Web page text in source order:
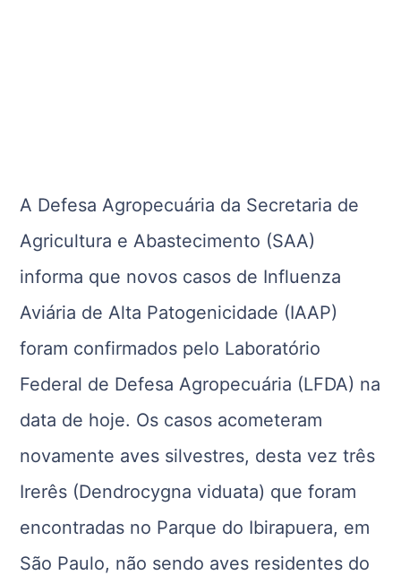
A Defesa Agropecuária da Secretaria de
Agricultura e Abastecimento (SAA)
informa que novos casos de Influenza
Aviária de Alta Patogenicidade (IAAP)
foram confirmados pelo Laboratório
Federal de Defesa Agropecuária (LFDA) na
data de hoje. Os casos acometeram
novamente aves silvestres, desta vez três
Irerês (Dendrocygna viduata) que foram
encontradas no Parque do Ibirapuera, em
São Paulo, não sendo aves residentes do